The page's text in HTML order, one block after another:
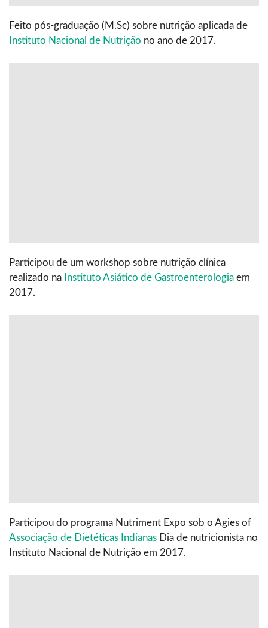
Feito pós-graduação (M.Sc) sobre nutrição aplicada de
Instituto Nacional de Nutrição no ano de 2017.
Participou de um workshop sobre nutrição clínica
realizado na Instituto Asiático de Gastroenterologia em
2017.
Participou do programa Nutriment Expo sob o Agies of
Associação de Dietéticas Indianas Dia de nutricionista no
Instituto Nacional de Nutrição em 2017.